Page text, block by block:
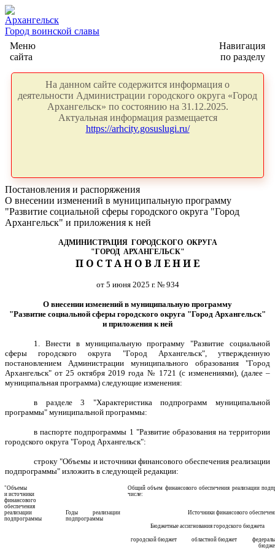
Архангельск
Город воинской славы
Меню
сайта
Навигация
по разделу
На данном сайте содержится информация о
деятельности Администрации городского округа «Город
Архангельск» по состоянию на 31.12.2025.
Актуальная информация размещается
https://arhcity.gosuslugi.ru/
Постановления и распоряжения
О внесении изменений в муниципальную программу
"Развитие социальной сферы городского округа "Город
Архангельск" и приложения к ней
АДМИНИСТРАЦИЯ ГОРОДСКОГО ОКРУГА
"ГОРОД АРХАНГЕЛЬСК"
П О С Т А Н О В Л Е Н И Е
от 5 июня 2025 г. № 934
О внесении изменений в муниципальную программу
"Развитие социальной сферы городского округа "Город Архангельск"
и приложения к ней
1.Внести в муниципальную программу "Развитие социальной
сферы городского округа "Город Архангельск", утвержденную
постановлением Администрации муниципального образования "Город
Архангельск"от 25 октября 2019 года № 1721 (с изменениями), (далее –
муниципальная программа) следующие изменения:
в разделе 3 "Характеристика подпрограмм муниципальной
программы" муниципальной программы:
в паспорте подпрограммы 1 "Развитие образования на территории
городского округа "Город Архангельск":
строку"Объемы и источники финансового обеспечения реализации
подпрограммы" изложить в следующей редакции:
"Объемы
и источники
финансового
обеспечения
реализации
подпрограммы
Общий объем финансового обеспечения реализации
числе:
Годы реализации
подпрограммы
Источники финансового
Бюджетные ассигнования городского бюджета
городской бюджет областной бюджет